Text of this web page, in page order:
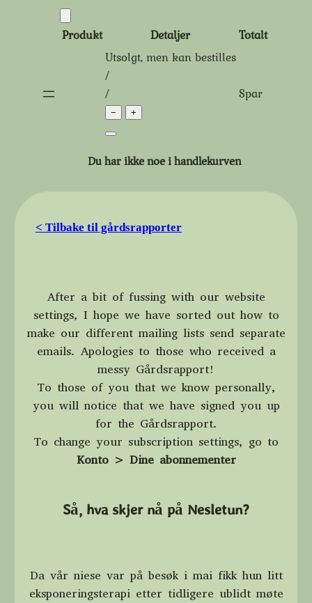
Produkter
handlekurven
Produkt Detaljer
Totalt
Utsolgt, men kan bestilles
Tidligere
pris:
Rabattert
pris:
/
/
− +
Spar
Du har ikke noe i handlekurven
< Tilbake til gårdsrapporter
After a bit of fussing with our website
settings, I hope we have sorted out how to
make our different mailing lists send separate
emails. Apologies to those who received a
messy Gårdsrapport!
To those of you that we know personally,
you will notice that we have signed you up
for the Gårdsrapport.
To change your subscription settings, go to
Konto > Dine abonnementer
Så, hva skjer nå på Nesletun?
Da vår niese var på besøk i mai fikk hun litt
eksponeringsterapi etter tidligere ublidt møte